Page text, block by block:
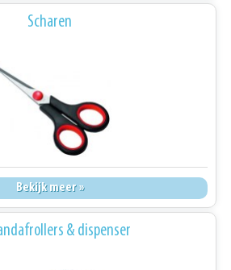
Scharen
Bekijk meer »
& dispenser